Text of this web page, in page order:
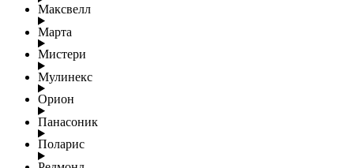
Максвелл
Марта
Мистери
Мулинекс
Орион
Панасоник
Поларис